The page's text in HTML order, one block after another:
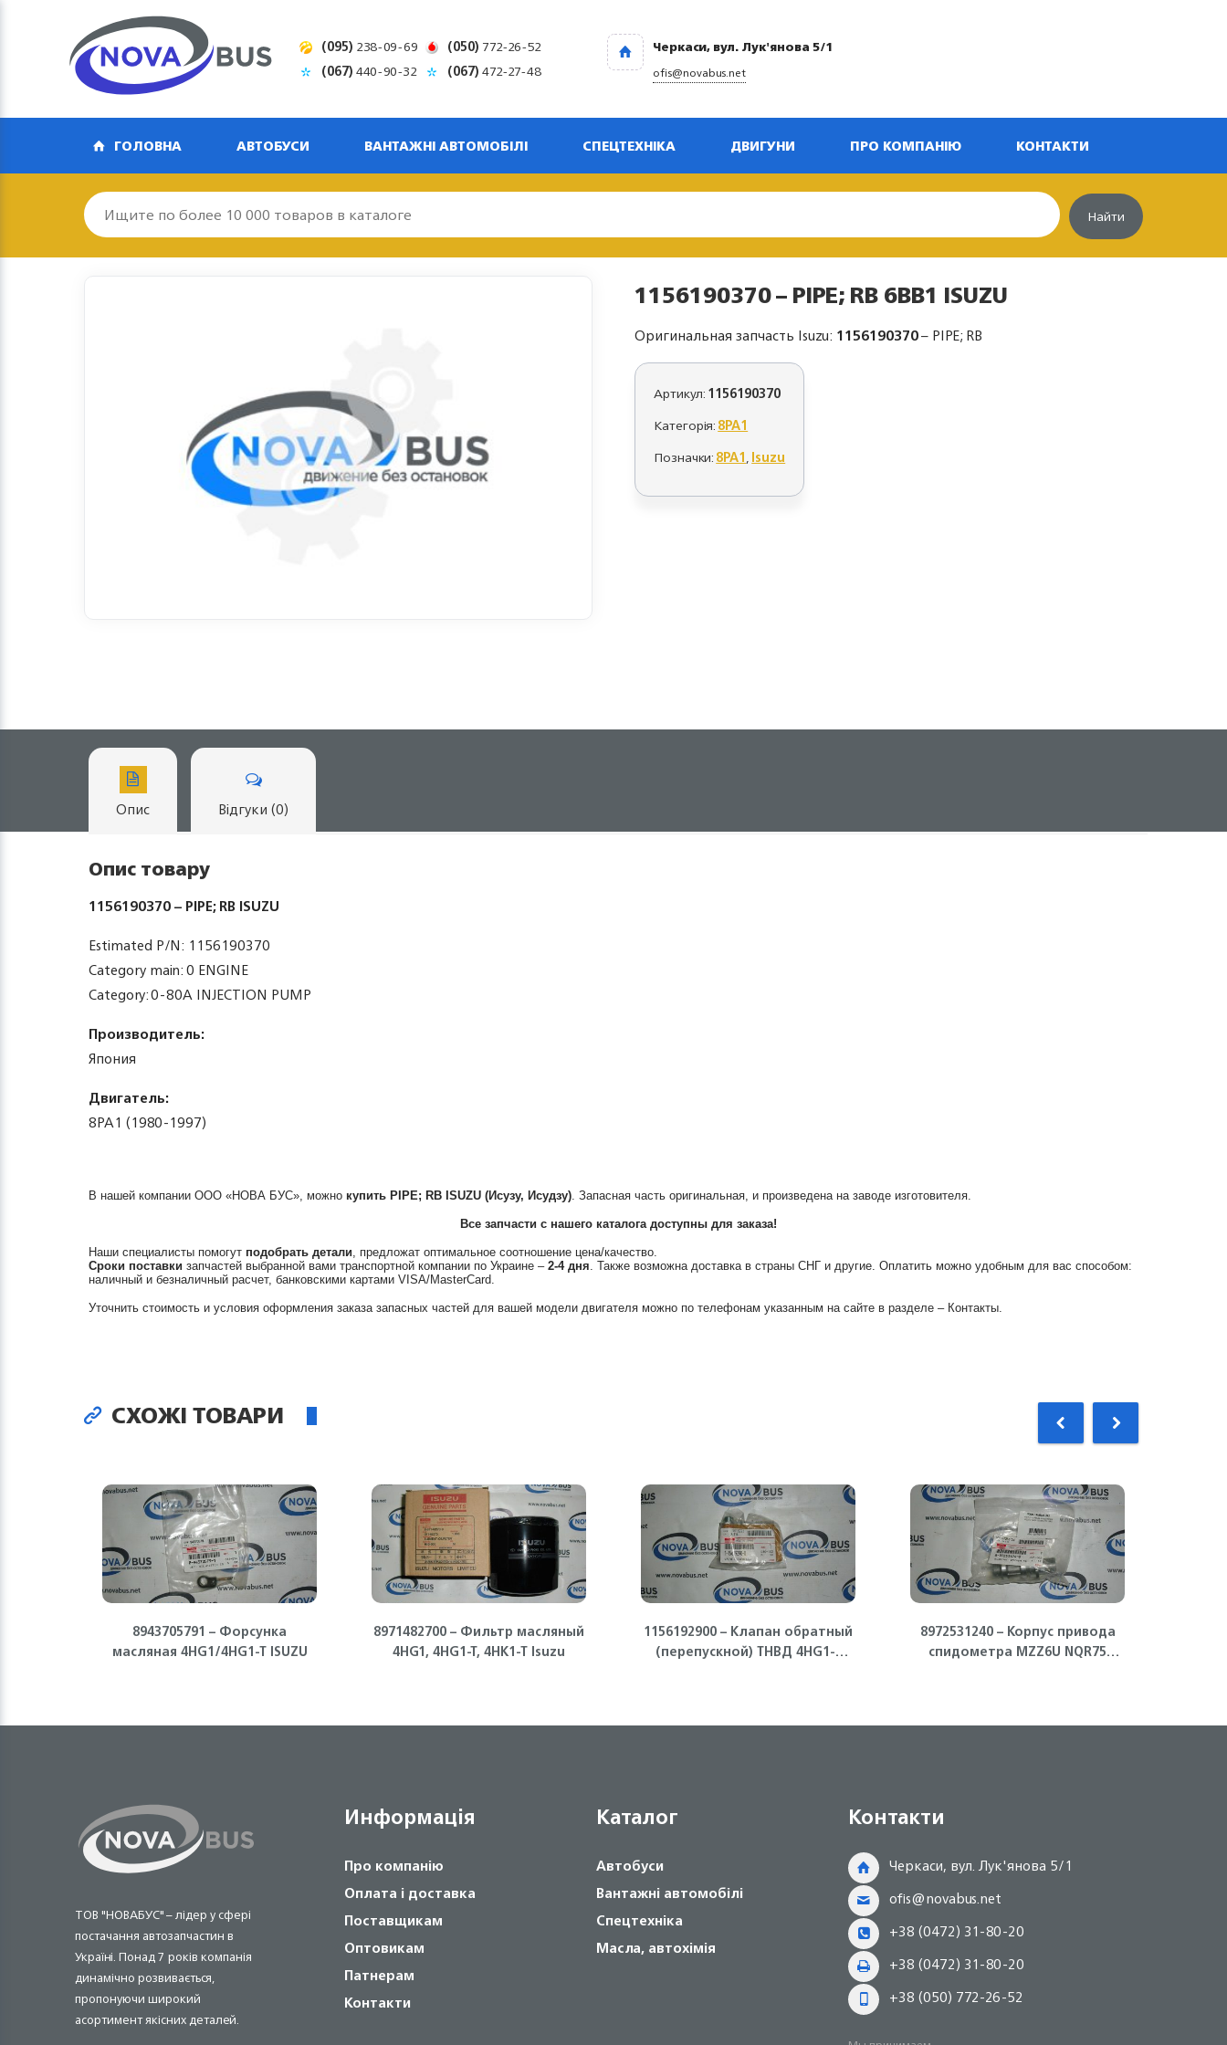
(095) 238-09-69 (050) 772-26-52
(067)440-90-32 (067)472-27-48
Черкаси, вул. Лук'янова 5/1
ofis@novabus.net
ГОЛОВНА АВТОБУСИ ВАНТАЖНІ АВТОМОБІЛІ СПЕЦТЕХНІКА ДВИГУНИ ПРО КОМПАНІЮ КОНТАКТИ
Найти
1156190370 – PIPE; RB 6BB1 ISUZU
Оригинальная запчасть Isuzu: 1156190370– PIPE; RB
Артикул:1156190370
Категорія:8PA1
Позначки:8PA1,Isuzu
Опис Відгуки (0)
Опис товару
1156190370 – PIPE; RB ISUZU
Estimated P/N: 1156190370
Category main: 0 ENGINE
Category: 0-80A INJECTION PUMP
Производитель:
Япония
Двигатель:
8PA1 (1980-1997)
В нашей компании ООО «НОВА БУС», можно купить PIPE; RB ISUZU (Исузу, Исудзу). Запасная часть оригинальная, и произведена на заводе изготовителя.
Все запчасти с нашего каталога доступны для заказа!
Наши специалисты помогут подобрать детали, предложат оптимальное соотношение цена/качество.
Сроки поставки запчастей выбранной вами транспортной компании по Украине – 2-4 дня. Также возможна доставка в страны СНГ и другие. Оплатить можно удобным для вас способом:
наличный и безналичный расчет, банковскими картами VISA/MasterCard.
Уточнить стоимость и условия оформления заказа запасных частей для вашей модели двигателя можно по телефонам указанным на сайте в разделе – Контакты.
СХОЖІ ТОВАРИ
8943705791 – Форсунка
масляная 4HG1/4HG1-T ISUZU
8971482700 – Фильтр масляный
4HG1, 4HG1-T, 4HK1-T Isuzu
1156192900 – Клапан обратный
(перепускной) ТНВД 4HG1-T
8972531240 – Корпус привода
спидометра MZZ6U NQR75
ТОВ "НОВАБУС" – лідер у сфері
постачання автозапчастин в
Україні. Понад 7 років компанія
динамічно розвивається,
пропонуючи широкий
асортимент якісних деталей.
Информація
Про компанію
Оплата і доставка
Поставщикам
Оптовикам
Патнерам
Контакти
Каталог
Автобуси
Вантажні автомобілі
Спецтехніка
Масла, автохімія
Контакти
Черкаси, вул. Лук'янова 5/1
ofis@novabus.net
+38 (0472) 31-80-20
+38 (0472) 31-80-20
+38 (050) 772-26-52